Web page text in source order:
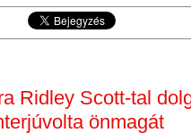
Ridley Scott-tal
önmagát